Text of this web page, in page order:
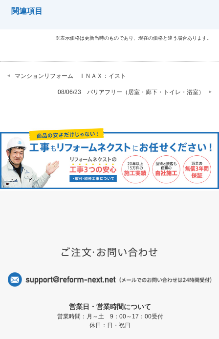
関連項目
※表示価格は更新当時のものであり、現在の価格と違う場合あります。
マンションリフォーム ＩＮＡＸ：イスト
08/06/23 バリアフリー（居室・廊下・トイレ・浴室）
営業日・営業時間について
営業時間：月～土 9：00～17：00受付
休日：日・祝日